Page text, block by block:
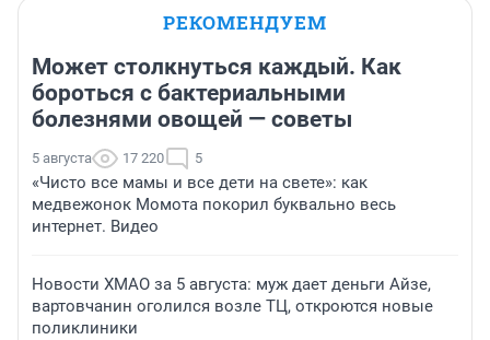
РЕКОМЕНДУЕМ
Может столкнуться каждый. Как
бороться с бактериальными
болезнями овощей — советы
5 августа 17 220 5
«Чисто все мамы и все дети на свете»: как
медвежонок Момота покорил буквально весь
интернет. Видео
Новости ХМАО за 5 августа: муж дает деньги Айзе,
вартовчанин оголился возле ТЦ, откроются новые
поликлиники